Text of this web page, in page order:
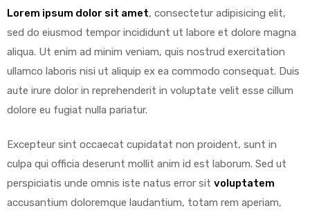
Lorem ipsum dolor sit amet, consectetur adipisicing elit,
sed do eiusmod tempor incididunt ut labore et dolore magna
aliqua. Ut enim ad minim veniam, quis nostrud exercitation
ullamco laboris nisi ut aliquip ex ea commodo consequat. Duis
aute irure dolor in reprehenderit in voluptate velit esse cillum
dolore eu fugiat nulla pariatur.
Excepteur sint occaecat cupidatat non proident, sunt in
culpa qui officia deserunt mollit anim id est laborum. Sed ut
perspiciatis unde omnis iste natus error sit voluptatem
accusantium doloremque laudantium, totam rem aperiam,